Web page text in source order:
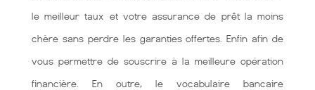
le meilleur taux et votre assurance de prêt la moins
chère sans perdre les garanties offertes. Enfin afin de
vous permettre de souscrire à la meilleure opération
financière. En outre, le vocabulaire bancaire